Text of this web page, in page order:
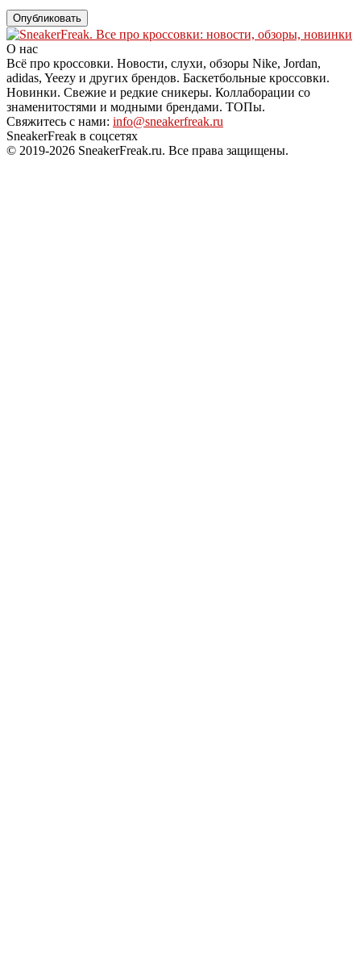
О нас
Всё про кроссовки. Новости, слухи, обзоры Nike, Jordan,
adidas, Yeezy и других брендов. Баскетбольные кроссовки.
Новинки. Свежие и редкие сникеры. Коллаборации со
знаменитостями и модными брендами. ТОПы.
Свяжитесь с нами: info@sneakerfreak.ru
SneakerFreak в соцсетях
© 2019-2026 SneakerFreak.ru. Все права защищены.